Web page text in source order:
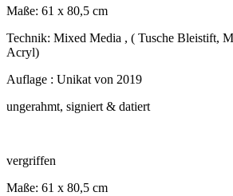
Maße: 61 x 80,5 cm
Technik: Mixed Media , ( Tusche Bleistift,
Acryl)
Auflage : Unikat von 2019
ungerahmt, signiert & datiert
vergriffen
Maße: 61 x 80,5 cm